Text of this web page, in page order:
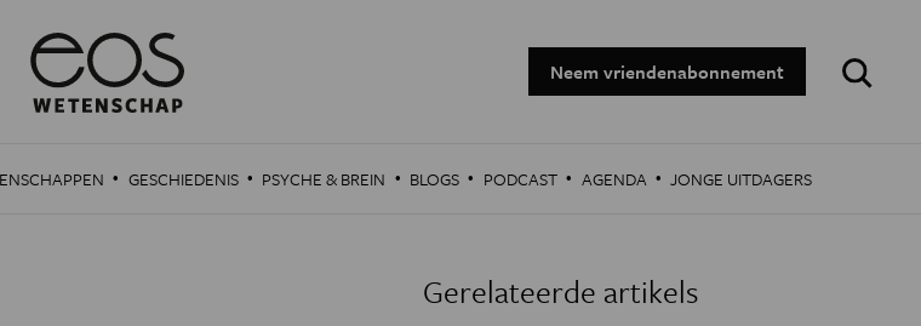
Neem vriendenabonnement
Zoeken:
· GESCHIEDENIS · PSYCHE & BREIN · BLOGS · PODCAST · AGENDA · JONGE UITDAGERS
Gerelateerde artikels